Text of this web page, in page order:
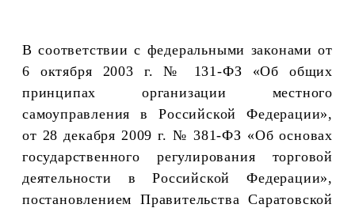
В соответствии с федеральными законами от
6 октября 2003 г. № 131-ФЗ «Об общих
принципах организации местного
самоуправления в Российской Федерации»,
от 28 декабря 2009 г. № 381-ФЗ «Об основах
государственного регулирования торговой
деятельности в Российской Федерации»,
постановлением Правительства Саратовской